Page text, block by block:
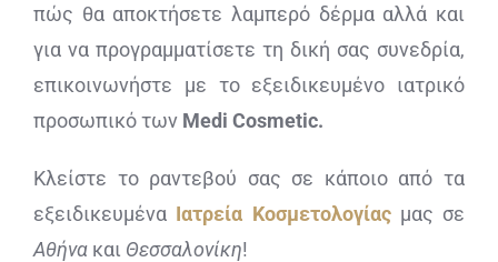
πώς θα αποκτήσετε λαμπερό δέρμα αλλά και
για να προγραμματίσετε τη δική σας συνεδρία,
επικοινωνήστε με το εξειδικευμένο ιατρικό
προσωπικό των Medi Cosmetic.
Κλείστε το ραντεβού σας σε κάποιο από τα
εξειδικευμένα Ιατρεία Κοσμετολογίαςμας σε
Αθήνακαι Θεσσαλονίκη!